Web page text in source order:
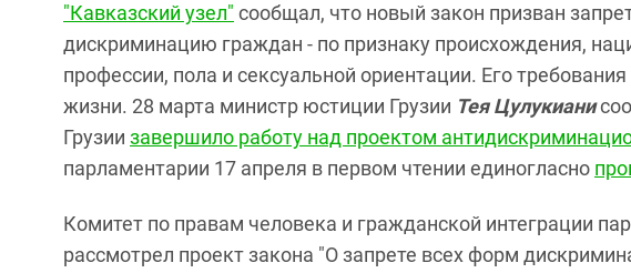
"Кавказский узел" сообщал, что новый закон призван
дискриминацию граждан - по признаку происхождения,
профессии, пола и сексуальной ориентации. Его
жизни. 28 марта министр юстиции Грузии Тея Цулукиани
Грузии завершило работу над проектом
парламентарии 17 апреля в первом чтении единогласно
Комитет по правам человека и гражданской интеграции
рассмотрел проект закона "О запрете всех форм